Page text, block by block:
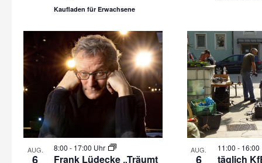
Kaufladen für Erwachsene
AUG.
6
8:00 - 17:00 Uhr
Frank Lüdecke „Träumt
AUG.
6
11:00 - 16:00
täglich